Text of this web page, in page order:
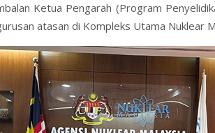
Ketua Pengarah (Program
atasan di Kompleks Utama Nuklear